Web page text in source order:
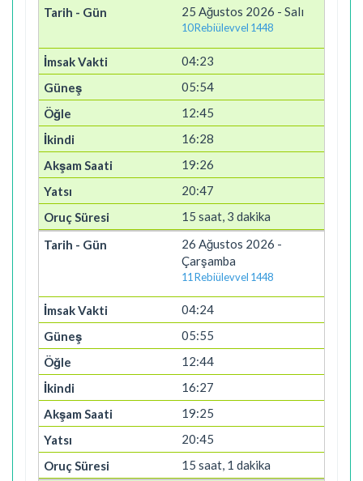
25 Ağustos 2026 - Salı
10 Rebiülevvel 1448
04:23
05:54
12:45
16:28
19:26
20:47
15 saat, 3 dakika
26 Ağustos 2026 -
Çarşamba
11 Rebiülevvel 1448
04:24
05:55
12:44
16:27
19:25
20:45
15 saat, 1 dakika